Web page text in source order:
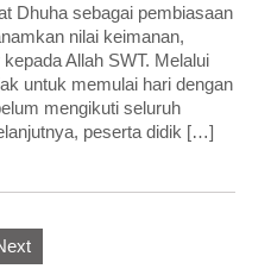
Dhuha sebagai pembiasaan
nilai keimanan,
Allah SWT. Melalui
untuk memulai hari dengan
mengikuti seluruh
peserta didik […]